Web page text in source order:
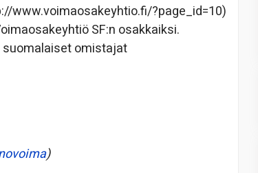
www.voimaosakeyhtio.fi/?page_id=10)
SF:n osakkaiksi.
suomalaiset omistajat
)